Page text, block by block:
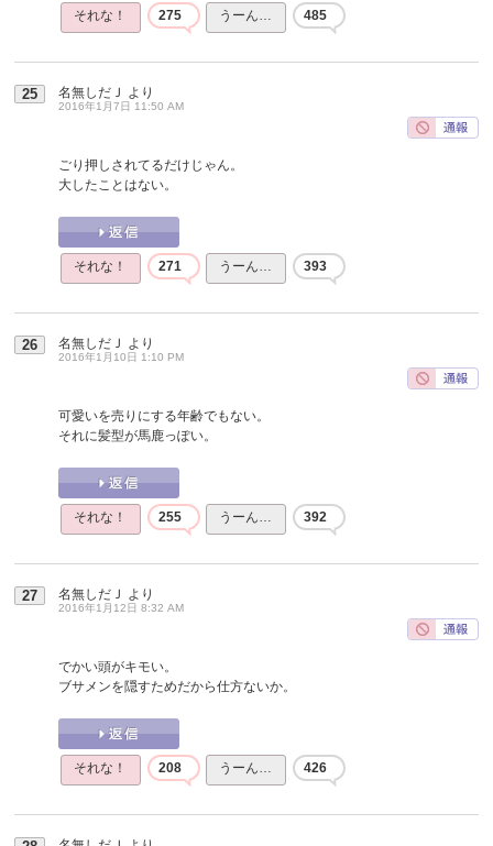
それな！ 275 うーん… 485
25 名無しだＪ より
2016年1月7日 11:50 AM
ごり押しされてるだけじゃん。
大したことはない。
それな！ 271 うーん… 393
26 名無しだＪ より
2016年1月10日 1:10 PM
可愛いを売りにする年齢でもない。
それに髪型が馬鹿っぽい。
それな！ 255 うーん… 392
27 名無しだＪ より
2016年1月12日 8:32 AM
でかい頭がキモい。
ブサメンを隠すためだから仕方ないか。
それな！ 208 うーん… 426